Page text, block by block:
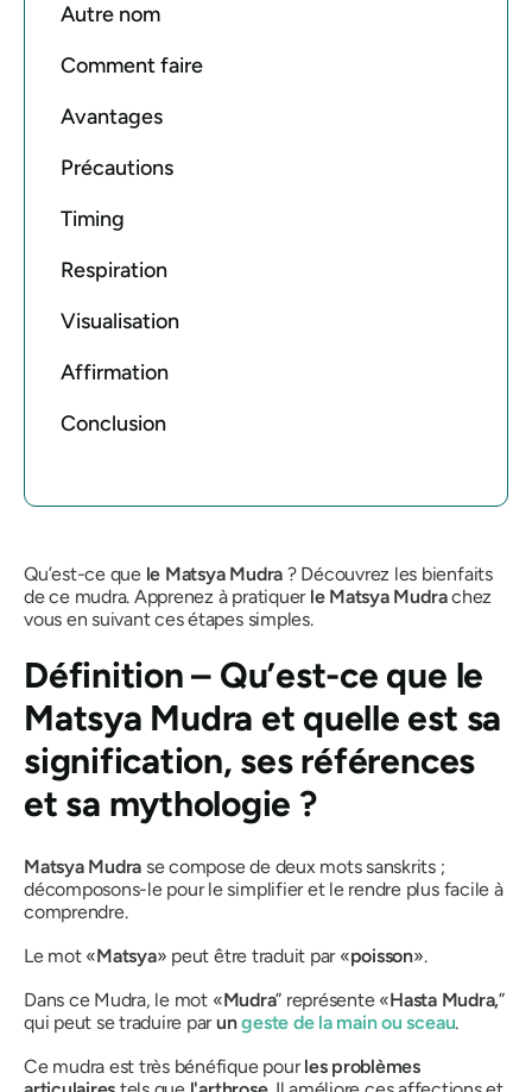
Autre nom
Comment faire
Avantages
Précautions
Timing
Respiration
Visualisation
Affirmation
Conclusion
Qu’est-ce que le Matsya Mudra ? Découvrez les bienfaits
de ce mudra. Apprenez à pratiquer le Matsya Mudrachez
vous en suivant ces étapes simples.
Définition – Qu’est-ce que le
Matsya Mudra et quelle est sa
signification, ses références
et sa mythologie ?
Matsya Mudra se compose de deux mots sanskrits ;
décomposons-le pour le simplifier et le rendre plus facile à
comprendre.
Le mot «Matsya» peut être traduit par «poisson».
Dans ce Mudra, le mot «Mudra” représente «Hasta Mudra,”
qui peut se traduire parungeste de la main ou sceau.
Ce mudra est très bénéfique pourles problèmes